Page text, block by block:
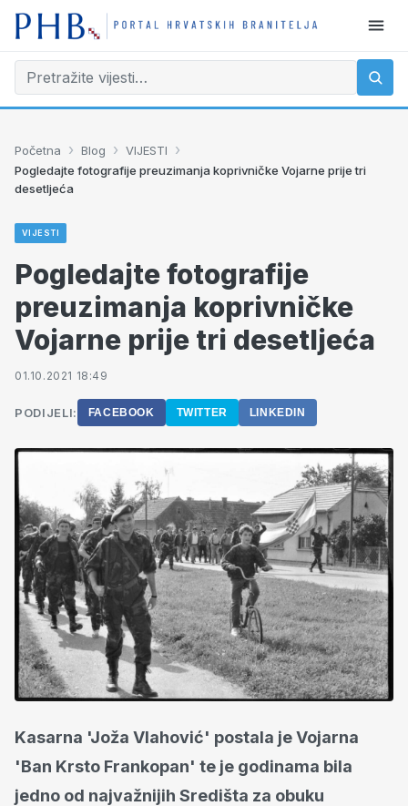
Početna › Blog › VIJESTI ›
Pogledajte fotografije preuzimanja koprivničke Vojarne prije tri
desetljeća
VIJESTI
Pogledajte fotografije
preuzimanja koprivničke
Vojarne prije tri desetljeća
01.10.2021 18:49
PODIJELI: FACEBOOK TWITTER LINKEDIN
Kasarna 'Joža Vlahović' postala je Vojarna
'Ban Krsto Frankopan' te je godinama bila
jedno od najvažnijih Središta za obuku